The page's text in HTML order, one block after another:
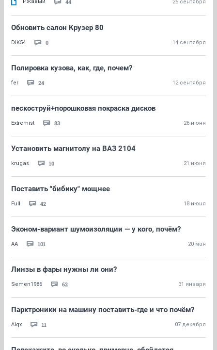
44 25 сентября
Обновить салон Крузер 80
DIK54 0 14 сентября
Полировка кузова, как, где, почем?
fer 24 12 сентября
пескоструй+порошковая покраска дисков
Extremist 83 26 июня
Установить магнитолу на ВАЗ 2104
krugas 10 21 июня
Поставить "бибику" мощнее
Full 42 18 июня
Эконом-вариант шумоизоляции — у кого, почём?
AA 101 20 мая
Линзы в фары нужны ли они?
Semen1986 62 31 января
Парктроники на машину поставить-где и что почём?
Alqx 11 07 декабря